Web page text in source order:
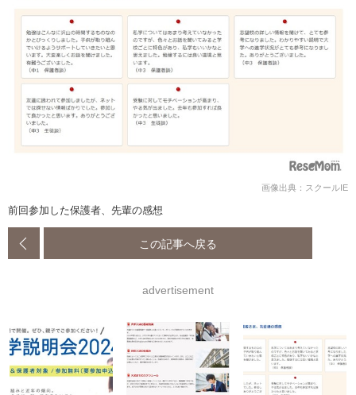
画像出典：スクールIE
前回参加した保護者、先輩の感想
この記事へ戻る
advertisement